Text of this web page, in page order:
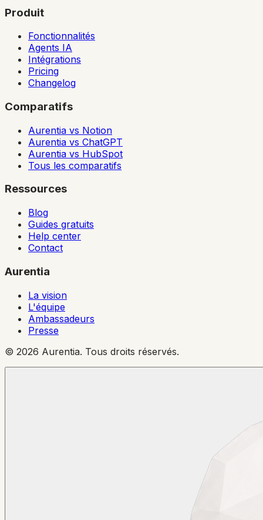
Produit
Fonctionnalités
Agents IA
Intégrations
Pricing
Changelog
Comparatifs
Aurentia vs Notion
Aurentia vs ChatGPT
Aurentia vs HubSpot
Tous les comparatifs
Ressources
Blog
Guides gratuits
Help center
Contact
Aurentia
La vision
L'équipe
Ambassadeurs
Presse
© 2026 Aurentia. Tous droits réservés.